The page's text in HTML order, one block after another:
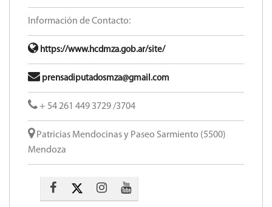
Información de Contacto:
https://www.hcdmza.gob.ar/site/
prensadiputadosmza@gmail.com
+ 54 261 449 3729 /3704
Patricias Mendocinas y Paseo Sarmiento (5500)
Mendoza